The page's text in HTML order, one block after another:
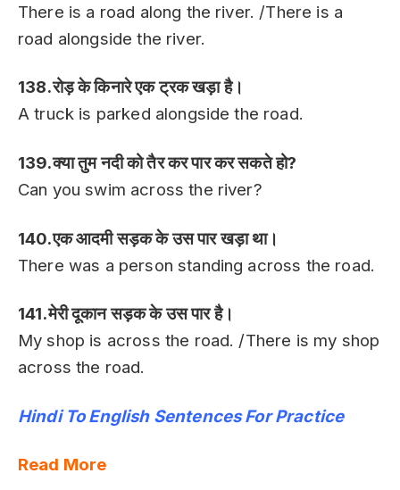
There is a road along the river. /There is a
road alongside the river.
138.रोड़ के किनारे एक ट्रक खड़ा है।
A truck is parked alongside the road.
139.क्या तुम नदी को तैर कर पार कर सकते हो?
Can you swim across the river?
140.एक आदमी सड़क के उस पार खड़ा था।
There was a person standing across the road.
141.मेरी दूकान सड़क के उस पार है।
My shop is across the road. /There is my shop
across the road.
Hindi To English Sentences For Practice
Read More